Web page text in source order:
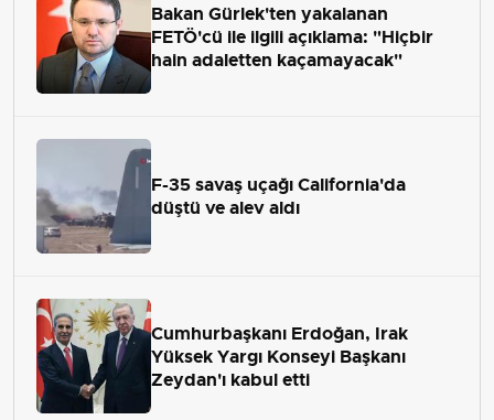
Bakan Gürlek'ten yakalanan
FETÖ'cü ile ilgili açıklama: "Hiçbir
hain adaletten kaçamayacak"
F-35 savaş uçağı California'da
düştü ve alev aldı
Cumhurbaşkanı Erdoğan, Irak
Yüksek Yargı Konseyi Başkanı
Zeydan'ı kabul etti